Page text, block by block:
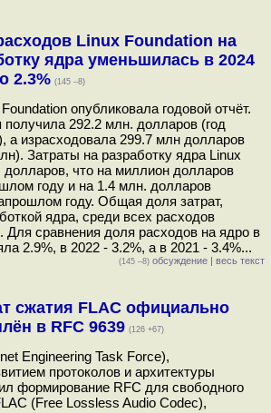
Linux Foundation на
ядра уменьшилась в 2024
2.3% (145 –8)
опубликовала годовой отчёт.
получила 292.2 млн. долларов (год
а израсходовала 299.7 млн долларов
Затраты на разработку ядра Linux
долларов, что на миллион долларов
году и на 1.4 млн. долларов
году. Общая доля затрат,
ядра, среди всех расходов
Для сравнения доля расходов на ядро в
2.9%, в 2022 - 3.2%, а в 2021 - 3.4%...
(145 –8) обсуждение | весь текст
сжатия FLAC официально
в RFC 9639 (126 +67)
Engineering Task Force),
протоколов и архитектуры
формирование RFC для свободного
(Free Lossless Audio Codec),